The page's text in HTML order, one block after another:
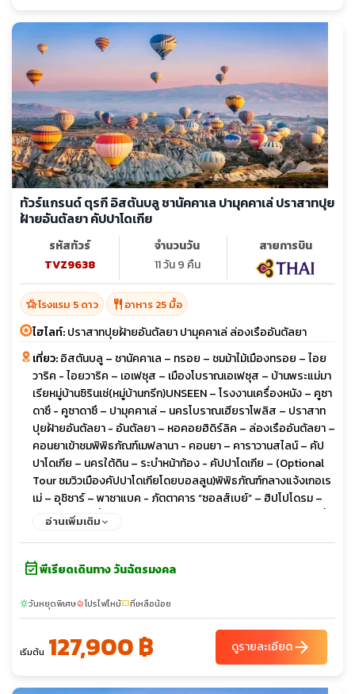
ทัวร์แกรนด์ ตุรกี อิสตันบลู ชานัคคาเล ปามุคคาเล่ ปราสาทปุย
ฝ้ายอันตัลยา คัปปาโดเกีย
รหัสทัวร์
TVZ9638
จำนวนวัน
11 วัน 9 คืน
สายการบิน
hotel_classโรงแรม 5 ดาว restaurant อาหาร 25 มื้อ
ไฮไลท์:ปราสาทปุยฝ้ายอันตัลยา ปามุคคาเล่ ล่องเรืออันตัลยา
เที่ยว:อิสตันบลู – ชานัคคาเล – ทรอย – ชมม้าไม้เมืองทรอย – ไอย
วาริค - ไอยวาริค – เอเฟซุส – เมืองโบราณเอเฟซุส – บ้านพระแม่มา
เรียหมู่บ้านซิรินเช่(หมู่บ้านกรีก)UNSEEN – โรงงานเครื่องหนัง – คูซา
ดาซึ - คูซาดาซึ – ปามุคคาเล่ – นครโบราณเฮียราโพลิส – ปราสาท
ปุยฝ้ายอันตัลยา - อันตัลยา – หอคอยฮิดิร์ลิค – ล่องเรืออันตัลยา –
คอนยาเข้าชมพิพิธภัณฑ์เมฟลานา - คอนยา – คาราวานสไลน์ – คัป
ปาโดเกีย – นครใต้ดิน – ระบำหน้าท้อง - คัปปาโดเกีย – (Optional
Tour ชมวิวเมืองคัปปาโดเกียโดยบอลลูน)พิพิธภัณฑ์กลางแจ้งเกอเร
เม่ – อุชิซาร์ – พาซาแบค - ภัตตาคาร “ซอลส์เบย์” – ฮิปโปโดรม –
เข้าชมสุเหร่าสีน้ำเงินสุเหร่าเซนต์โซเฟีย(สิ่งมหัศจรรย์ของโลก) – ที่
บาซาร์ - เข้าชมพระราชวังโดลมาบาเชห์
อ่านเพิ่มเติม
event_availableพีเรียดเดินทาง วันฉัตรมงคล
sunnyวันหยุดพิเศษlocal_fire_departmentโปรไฟไหม้confirmation_numberที่เหลือน้อย
เริ่มต้น 127,900 ฿ ดูรายละเอียดarrow_forward